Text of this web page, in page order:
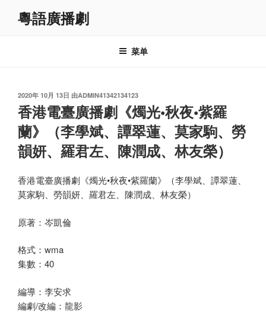
粵語廣播劇
菜单
发
布
于
2020年 10月 13日 由ADMIN41342134123
香港電臺廣播劇《燭光•秋夜•紫羅
蘭》（李學斌、譚翠蓮、莫家駒、勞
韻妍、羅君左、陳潤成、林友榮）
香港電臺廣播劇《燭光•秋夜•紫羅蘭》（李學斌、譚翠蓮、
莫家駒、勞韻妍、羅君左、陳潤成、林友榮）
原著：岑凱倫
格式：wma
集數：40
編導：李安求
編劇/改編：龍影